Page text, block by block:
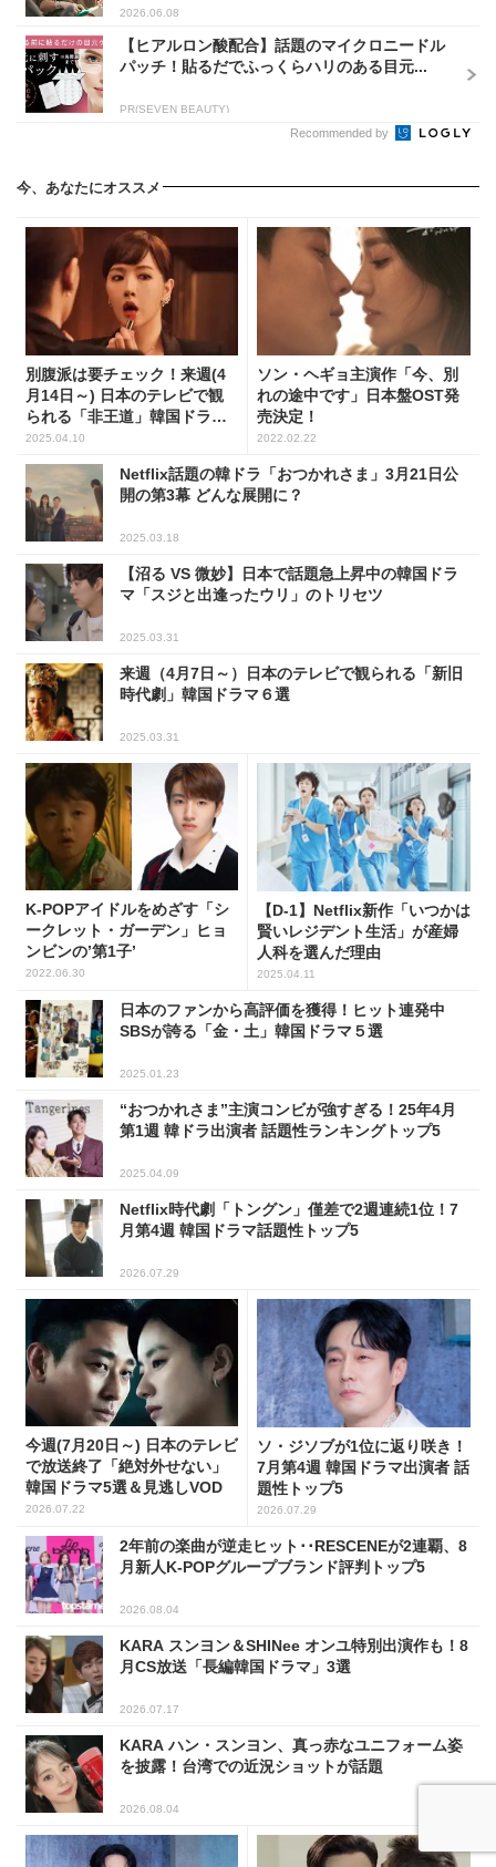
2026.06.08
【ヒアルロン酸配合】話題のマイクロニードル
パッチ！貼るだでふっくらハリのある目元...
PR(SEVEN BEAUTY)
Recommended by
今、あなたにオススメ
別腹派は要チェック！来週(4
月14日～) 日本のテレビで観
られる「非王道」韓国ドラマ
５選
2025.04.10
ソン・ヘギョ主演作「今、別
れの途中です」日本盤OST発
売決定！
2022.02.22
Netflix話題の韓ドラ「おつかれさま」3月21日公
開の第3幕 どんな展開に？
2025.03.18
【沼る VS 微妙】日本で話題急上昇中の韓国ドラ
マ「スジと出逢ったウリ」のトリセツ
2025.03.31
来週（4月7日～）日本のテレビで観られる「新旧
時代劇」韓国ドラマ６選
2025.03.31
K-POPアイドルをめざす「シ
ークレット・ガーデン」ヒョ
ンビンの’第1子’
2022.06.30
【D-1】Netflix新作「いつかは
賢いレジデント生活」が産婦
人科を選んだ理由
2025.04.11
日本のファンから高評価を獲得！ヒット連発中
SBSが誇る「金・土」韓国ドラマ５選
2025.01.23
“おつかれさま”主演コンビが強すぎる！25年4月
第1週 韓ドラ出演者 話題性ランキングトップ5
2025.04.09
Netflix時代劇「トングン」僅差で2週連続1位！7
月第4週 韓国ドラマ話題性トップ5
2026.07.29
今週(7月20日～) 日本のテレビ
で放送終了「絶対外せない」
韓国ドラマ5選＆見逃しVOD
2026.07.22
ソ・ジソブが1位に返り咲き！
7月第4週 韓国ドラマ出演者 話
題性トップ5
2026.07.29
2年前の楽曲が逆走ヒット･･RESCENEが2連覇、8
月新人K-POPグループブランド評判トップ5
2026.08.04
KARA スンヨン＆SHINee オンユ特別出演作も！8
月CS放送「長編韓国ドラマ」3選
2026.07.17
KARA ハン・スンヨン、真っ赤なユニフォーム姿
を披露！台湾での近況ショットが話題
2026.08.04